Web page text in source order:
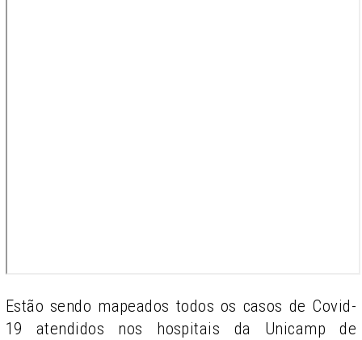
Estão sendo mapeados todos os casos de Covid-
19 atendidos nos hospitais da Unicamp de